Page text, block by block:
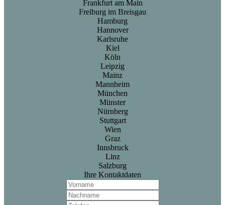
Frankfurt am Main
Freiburg im Breisgau
Hamburg
Hannover
Karlsruhe
Kiel
Köln
Leipzig
Mainz
Mannheim
München
Münster
Nürnberg
Stuttgart
Wien
Graz
Innsbruck
Linz
Salzburg
Ihre Kontaktdaten